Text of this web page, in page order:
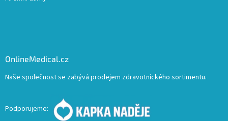
OnlineMedical.cz
Naše společnost se zabývá prodejem zdravotnického sortimentu.
Podporujeme: